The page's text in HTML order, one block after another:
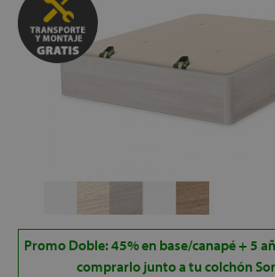
Promo Doble: 45% en base/canapé + 5
comprarlo junto a tu colchón